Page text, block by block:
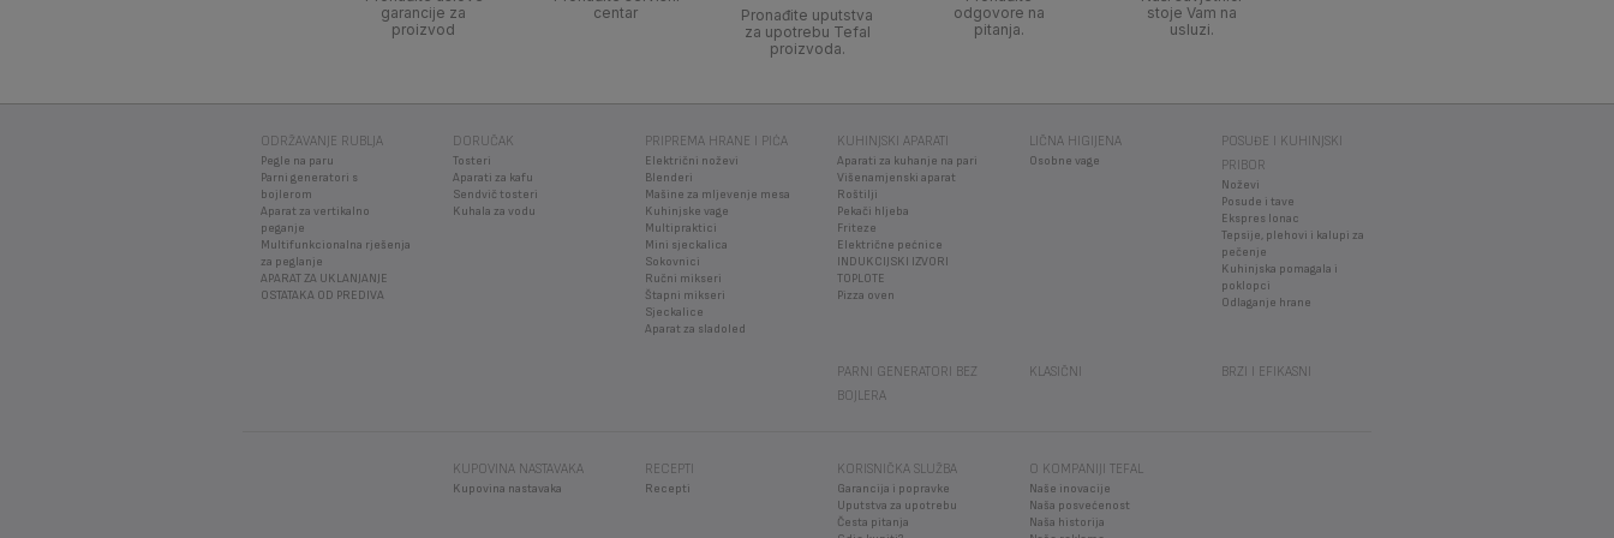
garancije za
proizvod
centar
Pronađite uputstva
za upotrebu Tefal
proizvoda.
odgovore na
pitanja.
stoje Vam na
usluzi.
ODRŽAVANJE RUBLJA
Pegle na paru
Parni generatori s
bojlerom
Aparat za vertikalno
peganje
Multifunkcionalna rješenja
za peglanje
APARAT ZA UKLANJANJE
OSTATAKA OD PREDIVA
DORUČAK
Tosteri
Aparati za kafu
Sendvič tosteri
Kuhala za vodu
PRIPREMA HRANE I PIĆA
Električni noževi
Blenderi
Mašine za mljevenje mesa
Kuhinjske vage
Multipraktici
Mini sjeckalica
Sokovnici
Ručni mikseri
Štapni mikseri
Sjeckalice
Aparat za sladoled
KUHINJSKI APARATI
Aparati za kuhanje na pari
Višenamjenski aparat
Roštilji
Pekači hljeba
Friteze
Električne pećnice
INDUKCIJSKI IZVORI
TOPLOTE
Pizza oven
LIČNA HIGIJENA
Osobne vage
POSUĐE I KUHINJSKI
PRIBOR
Noževi
Posude i tave
Ekspres lonac
Tepsije, plehovi i kalupi za
pečenje
Kuhinjska pomagala i
poklopci
Odlaganje hrane
PARNI GENERATORI BEZ
BOJLERA
KLASIČNI BRZI I EFIKASNI
KUPOVINA NASTAVAKA
Kupovina nastavaka
RECEPTI
Recepti
KORISNIČKA SLUŽBA
Garancija i popravke
Uputstva za upotrebu
Česta pitanja
O KOMPANIJI TEFAL
Naše inovacije
Naša posvećenost
Naša historija